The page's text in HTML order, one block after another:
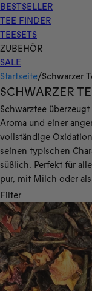
BESTSELLER
TEE FINDER
TEESETS
ZUBEHÖR
SALE
Startseite/Schwarzer
SCHWARZER
Schwarztee
Aroma und einer
vollständige
seinen typischen
süßlich. Perfekt für
pur, mit Milch oder
Filter